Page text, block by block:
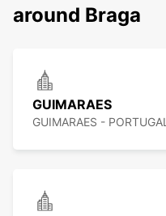
around Braga
GUIMARAES
GUIMARAES - PORTUGAL